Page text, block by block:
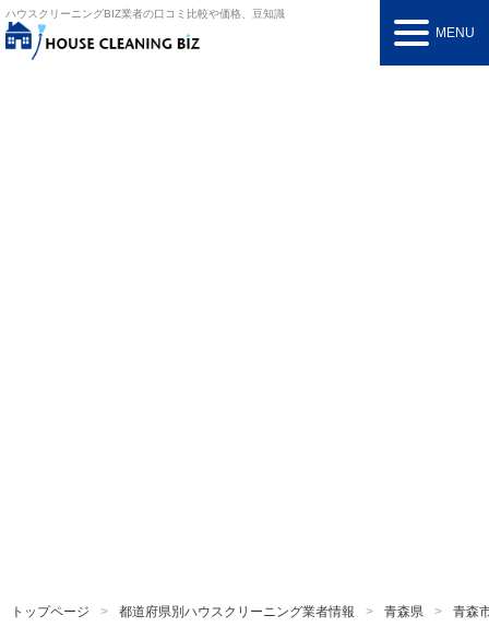
ハウスクリーニングBIZ業者の口コミ比較や価格、豆知識
MENU
トップページ 都道府県別ハウスクリーニング業者情報 青森県 青森